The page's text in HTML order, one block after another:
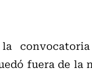
fuera de la